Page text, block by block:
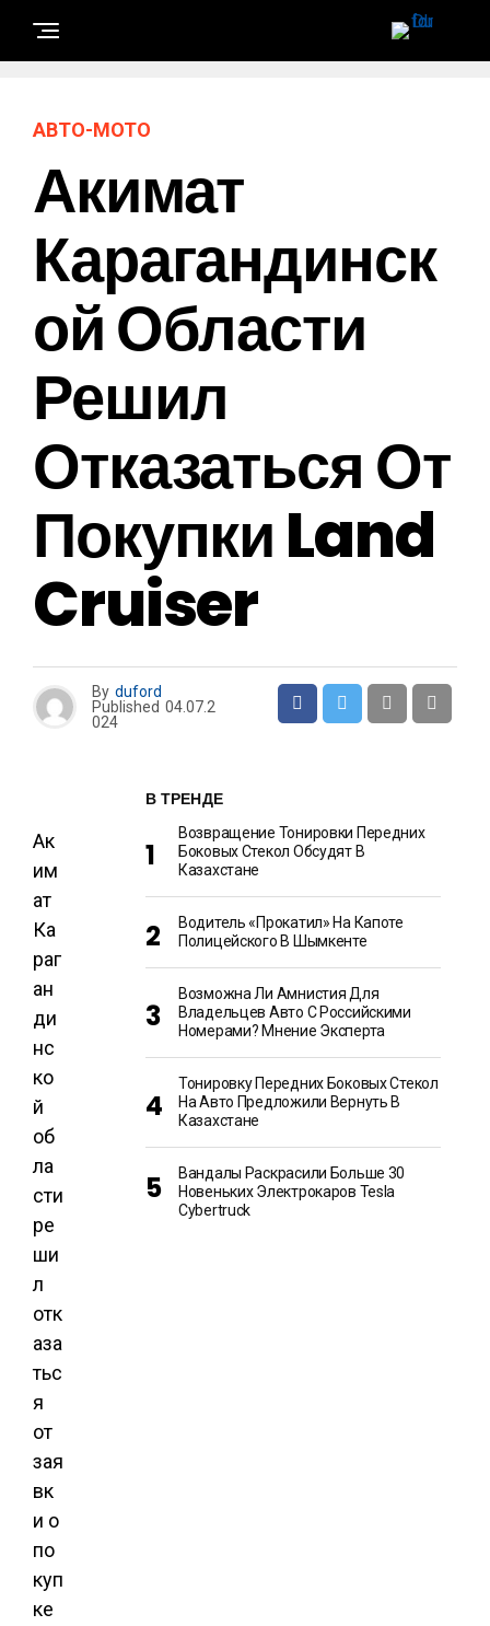
АВТО-МОТО
Акимат
Карагандинск
Ой Области
Решил
Отказаться От
Покупки Land
Cruiser
By duford
Published 04.07.2
024
Ак
им
ат
Ка
раг
ан
ди
нс
ко
й
об
ла
сти
ре
ши
л
отк
аза
тьс
я
от
зая
вк
и о
по
куп
ке
В ТРЕНДЕ
Возвращение Тонировки Передних
Боковых Стекол Обсудят В
Казахстане
Водитель «прокатил» На Капоте
Полицейского В Шымкенте
Возможна Ли Амнистия Для
Владельцев Авто С Российскими
Номерами? Мнение Эксперта
Тонировку Передних Боковых Стекол
На Авто Предложили Вернуть В
Казахстане
Вандалы Раскрасили Больше 30
Новеньких Электрокаров Tesla
Cybertruck